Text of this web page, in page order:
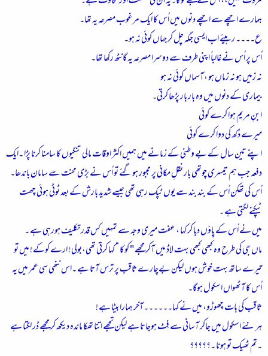
ہمارے اچھے سے اچھے دنوں میں اُس کا ایک مرغوب مصرعہ یہ تھا۔
ع۔۔۔۔ رہیئے اب ایسی جگہ چل کر جہاں کوئی نہ ہو۔
اُس پر اُس نے غالباً اپنی طرف سے دوسرا مصرعہ یہ گانٹھ رکھا تھا۔
نہ زمیں ہو نہ زماں ہو ،آسماں کوئی نہ ہو
بیماری کے دنوں میں وہ بار بار پڑھا کرتی۔
ابنِ مریم ہوا کرے کوئی
میرے دُکھ کی دوا کرے کوئی
اپنے تین سال کے بے وطنی کے زمانے میں ہمیں اکثر اوقات مالی تنگیوں کا سامنا کرنا پڑا ۔ایک
دفعہ جب ہم تیسری چوتھی بار نقلِ مکانی پر مجبور ہوگئے تو اُس نے بڑی محنت سے سامان باندھا۔
اُس کی تھکن اُس کے بند بند سے یوں ٹپک رہی تھی جیسے شدید بارش کے بعد ٹوٹی ہوئی چھت
ٹپکنے لگتی ہے ۔
میں نے اُس کے پاؤں دبا کر کہا ، عفت میری وجہ سے تمہیں کس قدر تکلیف ہورہی ہے ۔
ماں جی کی طرح وہ کبھی کبھی بہت لاڈ میں آکر مجھے " کوکا “ کہا کرتی تھی،بولی ! ارے کوکے ! میں تو
تیرے ساتھ بہت خوش ہوں لیکن بےچارے ثاقب پر ترس آتا ہے ۔اس ننھی سی عمر میں یہ
اُس کا آٹھواں اسکول ہوگا۔
ثاقب کی بات چھوڑو، میں نے کہا۔۔۔۔۔۔آخر ہمارا بیٹا ہے !
ہر نئے اسکول میں جاکر آسانی سے فِٹ ہوجاتا ہے لیکن تجھے اتنا تھکا ماندہ دیکھ کر مجھے ڈر لگتا ہے
۔تم ٹھیک تو ہونا ۔؟؟؟؟؟